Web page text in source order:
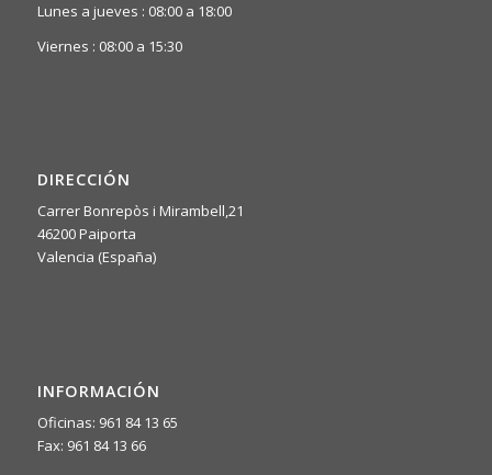
Lunes a jueves : 08:00 a 18:00
Viernes : 08:00 a 15:30
DIRECCIÓN
Carrer Bonrepòs i Mirambell,21
46200 Paiporta
Valencia (España)
INFORMACIÓN
Oficinas: 961 84 13 65
Fax: 961 84 13 66